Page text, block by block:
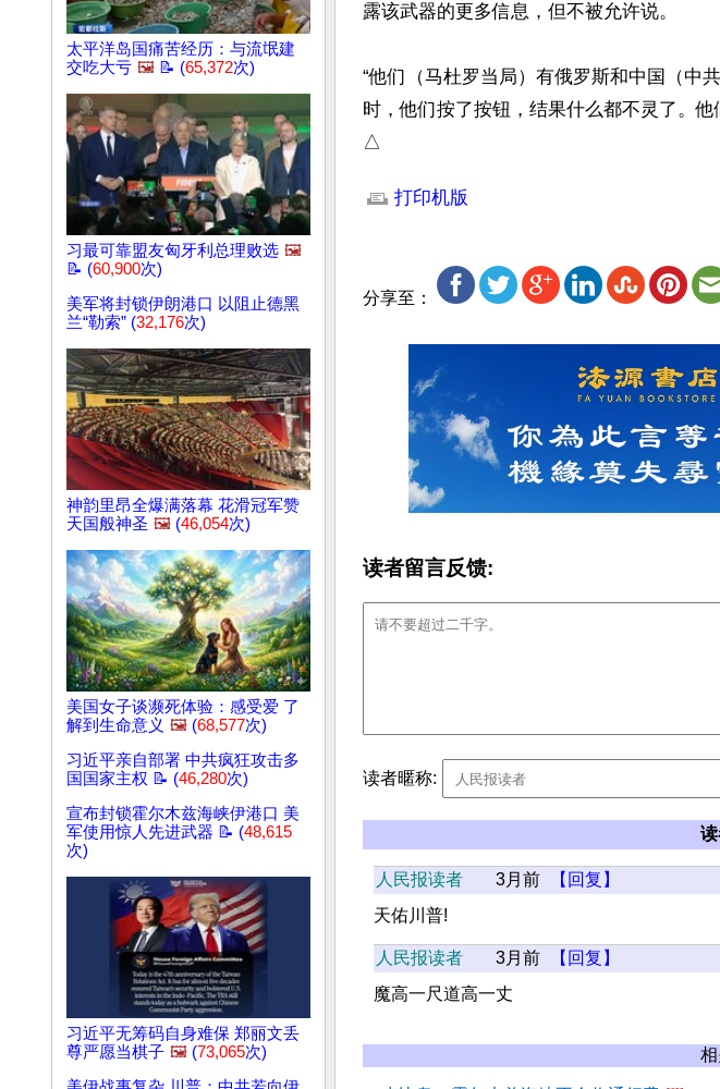
太平洋岛国痛苦经历：与流氓建
交吃大亏 🖼️ 📝 (65,372次)
习最可靠盟友匈牙利总理败选 🖼️
📝 (60,900次)
美军将封锁伊朗港口 以阻止德黑
兰“勒索” (32,176次)
神韵里昂全爆满落幕 花滑冠军赞
天国般神圣 🖼️ (46,054次)
美国女子谈濒死体验：感受爱 了
解到生命意义 🖼️ (68,577次)
习近平亲自部署 中共疯狂攻击多
国国家主权 📝 (46,280次)
宣布封锁霍尔木兹海峡伊港口 美
军使用惊人先进武器 📝 (48,615
次)
习近平无筹码自身难保 郑丽文丢
尊严愿当棋子 🖼️ (73,065次)
露该武器的更多信息，但不被允许说。
“他们（马杜罗当局）有俄罗斯和中国（中
时，他们按了按钮，结果什么都不灵了。他
△
打印机版
分享至：
读者留言反馈:
读者暱称:
人民报读者 3月前
【回复】
天佑川普!
人民报读者 3月前
【回复】
魔高一尺道高一丈